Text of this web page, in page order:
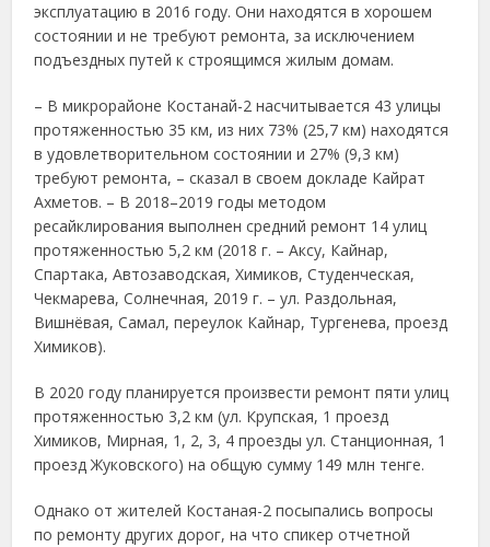
эксплуатацию в 2016 году. Они находятся в хорошем
состоянии и не требуют ремонта, за исключением
подъездных путей к строящимся жилым домам.
– В микрорайоне Костанай-2 насчитывается 43 улицы
протяженностью 35 км, из них 73% (25,7 км) находятся
в удовлетворительном состоянии и 27% (9,3 км)
требуют ремонта, – сказал в своем докладе Кайрат
Ахметов. – В 2018–2019 годы методом
ресайклирования выполнен средний ремонт 14 улиц
протяженностью 5,2 км (2018 г. – Аксу, Кайнар,
Спартака, Автозаводская, Химиков, Студенческая,
Чекмарева, Солнечная, 2019 г. – ул. Раздольная,
Вишнёвая, Самал, переулок Кайнар, Тургенева, проезд
Химиков).
В 2020 году планируется произвести ремонт пяти улиц
протяженностью 3,2 км (ул. Крупская, 1 проезд
Химиков, Мирная, 1, 2, 3, 4 проезды ул. Станционная, 1
проезд Жуковского) на общую сумму 149 млн тенге.
Однако от жителей Костаная-2 посыпались вопросы
по ремонту других дорог, на что спикер отчетной